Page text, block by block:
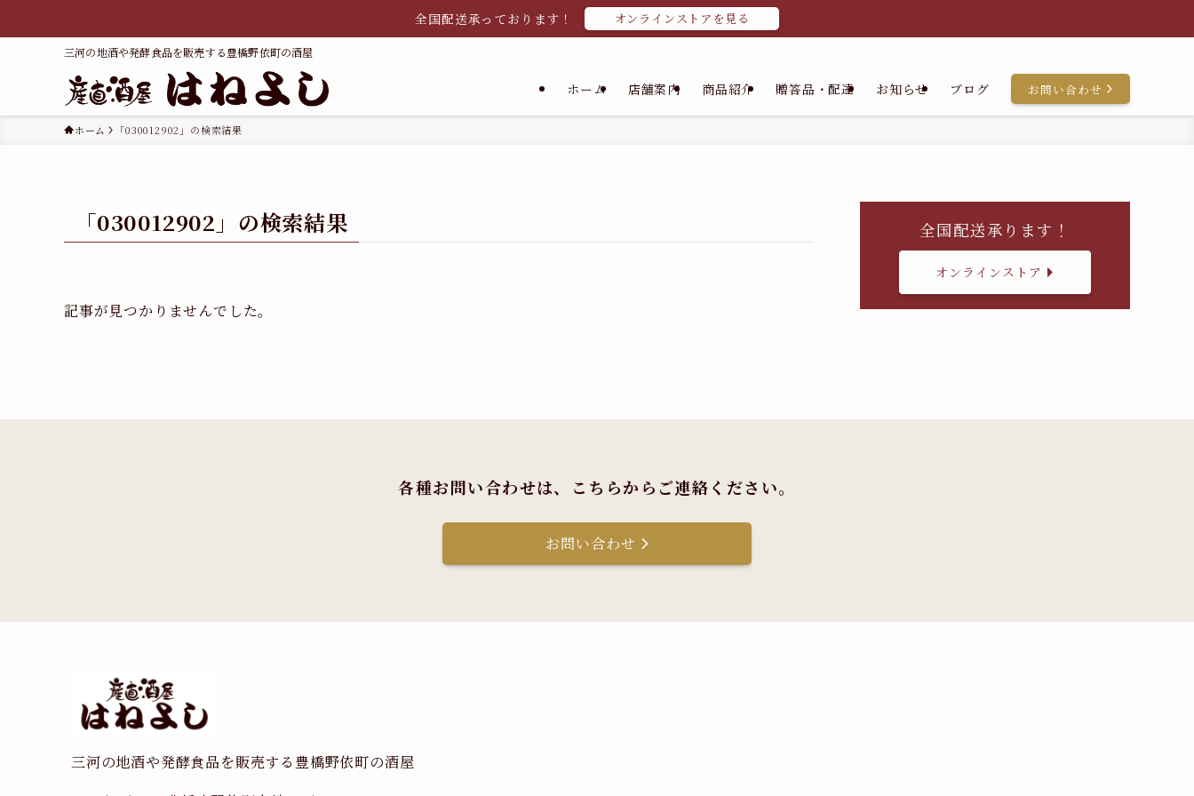
全国配送承っております！ オンラインストアを見る
三河の地酒や発酵食品を販売する豊橋野依町の酒屋
ホーム 店舗案内 商品紹介 贈答品・配達 お知らせ ブログ お問い合わせ
ホーム 「030012902」の検索結果
「030012902」の検索結果
記事が見つかりませんでした。
全国配送承ります！
オンラインストア
各種お問い合わせは、 こちらからご連絡ください。
お問い合わせ
三河の地酒や発酵食品を販売する豊橋野依町の酒屋